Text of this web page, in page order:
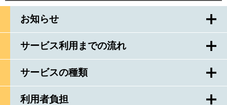
お知らせ
サービス利用までの流れ
サービスの種類
利用者負担